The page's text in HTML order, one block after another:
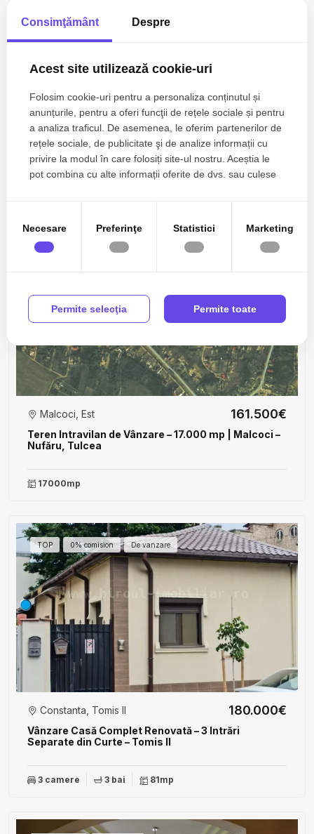
Direct dezvoltator | 0% Comision – Apartament 2
camere cu vedere frontală la lac
Ovidiu, Est 100.000€+ TVA
0% comision De vanzare
Teren Intravilan de Vânzare – 17.000 mp | Malcoci –
Nufăru, Tulcea
Malcoci, Est 161.500€
17000mp
TOP 0% comision De vanzare
Vânzare Casă Complet Renovată – 3 Intrări
Separate din Curte – Tomis II
Constanta, Tomis II 180.000€
3 camere 3 bai 81mp
Consimţământ Despre
Acest site utilizează cookie-uri
Folosim cookie-uri pentru a personaliza conținutul și
anunțurile, pentru a oferi funcţii de rețele sociale și pentru
a analiza traficul. De asemenea, le oferim partenerilor de
rețele sociale, de publicitate şi de analize informații cu
privire la modul în care folosiți site-ul nostru. Aceștia le
pot combina cu alte informații oferite de dvs. sau culese
Necesare Preferinţe Statistici Marketing
Permite selecţia Permite toate